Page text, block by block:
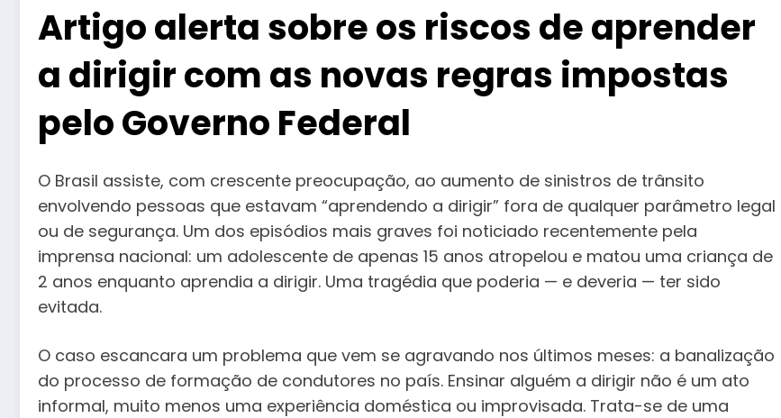
Artigo alerta sobre os riscos de aprender
a dirigir com as novas regras impostas
pelo Governo Federal
O Brasil assiste, com crescente preocupação, ao aumento de sinistros de trânsito
envolvendo pessoas que estavam “aprendendo a dirigir” fora de qualquer parâmetro legal
ou de segurança. Um dos episódios mais graves foi noticiado recentemente pela
imprensa nacional: um adolescente de apenas 15 anos atropelou e matou uma criança de
2 anos enquanto aprendia a dirigir. Uma tragédia que poderia — e deveria — ter sido
evitada.
O caso escancara um problema que vem se agravando nos últimos meses: a banalização
do processo de formação de condutores no país. Ensinar alguém a dirigir não é um ato
informal, muito menos uma experiência doméstica ou improvisada. Trata-se de uma